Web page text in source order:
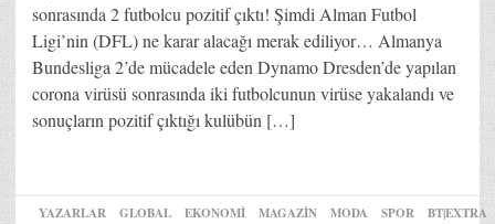
sonrasında 2 futbolcu pozitif çıktı! Şimdi Alman Futbol
Ligi’nin (DFL) ne karar alacağı merak ediliyor… Almanya
Bundesliga 2’de mücadele eden Dynamo Dresden’de yapılan
corona virüsü sonrasında iki futbolcunun virüse yakalandı ve
sonuçların pozitif çıktığı kulübün […]
YAZARLAR GLOBAL EKONOMİ MAGAZİN MODA SPOR BT|EXTRA